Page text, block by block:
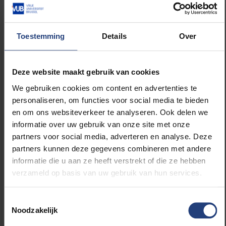
Toestemming Details Over
Deze website maakt gebruik van cookies
We gebruiken cookies om content en advertenties te
personaliseren, om functies voor social media te bieden
en om ons websiteverkeer te analyseren. Ook delen we
informatie over uw gebruik van onze site met onze
partners voor social media, adverteren en analyse. Deze
partners kunnen deze gegevens combineren met andere
informatie die u aan ze heeft verstrekt of die ze hebben
verzameld op basis van uw gebruik van hun services.
Noodzakelijk
gezondheidszorglandschap positioneren;
De impact van coaching bij en na kanker
meten.
investment via o.a. gezondheidseconomische
evaluaties identificeren. Tot slot hoopt professor Van
Hoof dat de onderzoeksleerstoel zal uitmonden in
beleidsadviezen die een duurzame inbedding van
coaching kan faciliteren.
Meer informatie over deze leerstoel vindt u op:
Een leerstoel is een partnerschap tussen de VUB en